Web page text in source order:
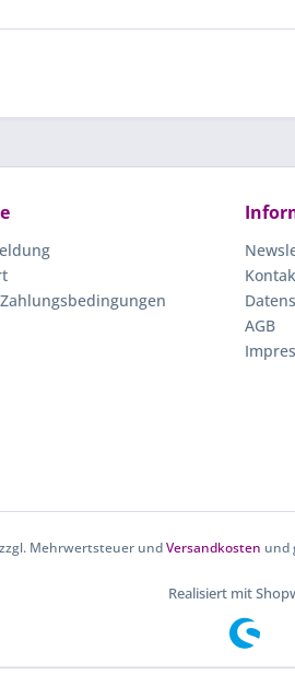
AGB
Mehrwertsteuer undVersandkosten und
Realisiert mit